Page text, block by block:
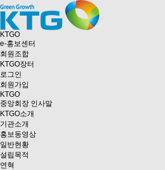
KTGO
e-홍보센터
회원조합
KTGO장터
로그인
회원가입
KTGO
중앙회장 인사말
KTGO소개
기관소개
홍보동영상
일반현황
설립목적
연혁